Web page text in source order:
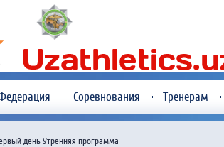
Соревнования Тренерам
день Утренняя программа